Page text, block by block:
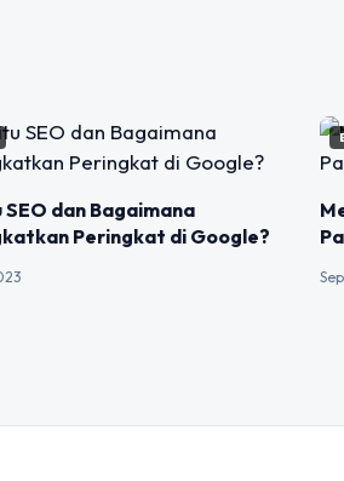
dan Bagaimana
Peringkat di Google?